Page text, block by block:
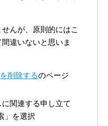
んが、原則的にはこ
違いないと思いま
削除するのページ
に関連する申し立て
」を選択